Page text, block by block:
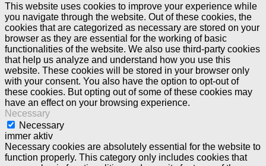
This website uses cookies to improve your experience while
you navigate through the website. Out of these cookies, the
cookies that are categorized as necessary are stored on your
browser as they are essential for the working of basic
functionalities of the website. We also use third-party cookies
that help us analyze and understand how you use this
website. These cookies will be stored in your browser only
with your consent. You also have the option to opt-out of
these cookies. But opting out of some of these cookies may
have an effect on your browsing experience.
Necessary
Necessary
immer aktiv
Necessary cookies are absolutely essential for the website to
function properly. This category only includes cookies that